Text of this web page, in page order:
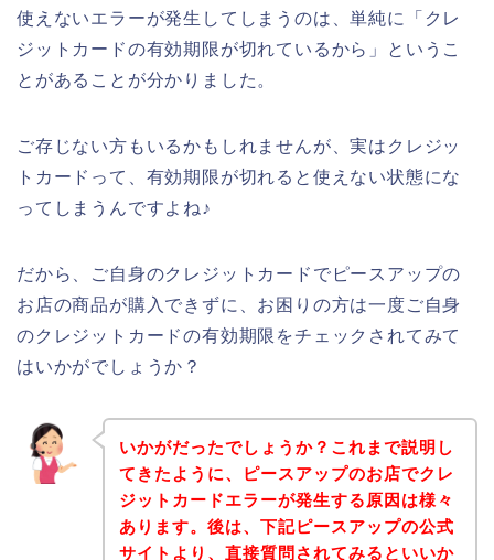
使えないエラーが発生してしまうのは、単純に「クレ
ジットカードの有効期限が切れているから」というこ
とがあることが分かりました。
ご存じない方もいるかもしれませんが、実はクレジッ
トカードって、有効期限が切れると使えない状態にな
ってしまうんですよね♪
だから、ご自身のクレジットカードでピースアップの
お店の商品が購入できずに、お困りの方は一度ご自身
のクレジットカードの有効期限をチェックされてみて
はいかがでしょうか？
いかがだったでしょうか？これまで説明し
てきたように、ピースアップのお店でクレ
ジットカードエラーが発生する原因は様々
あります。後は、下記ピースアップの公式
サイトより、直接質問されてみるといいか